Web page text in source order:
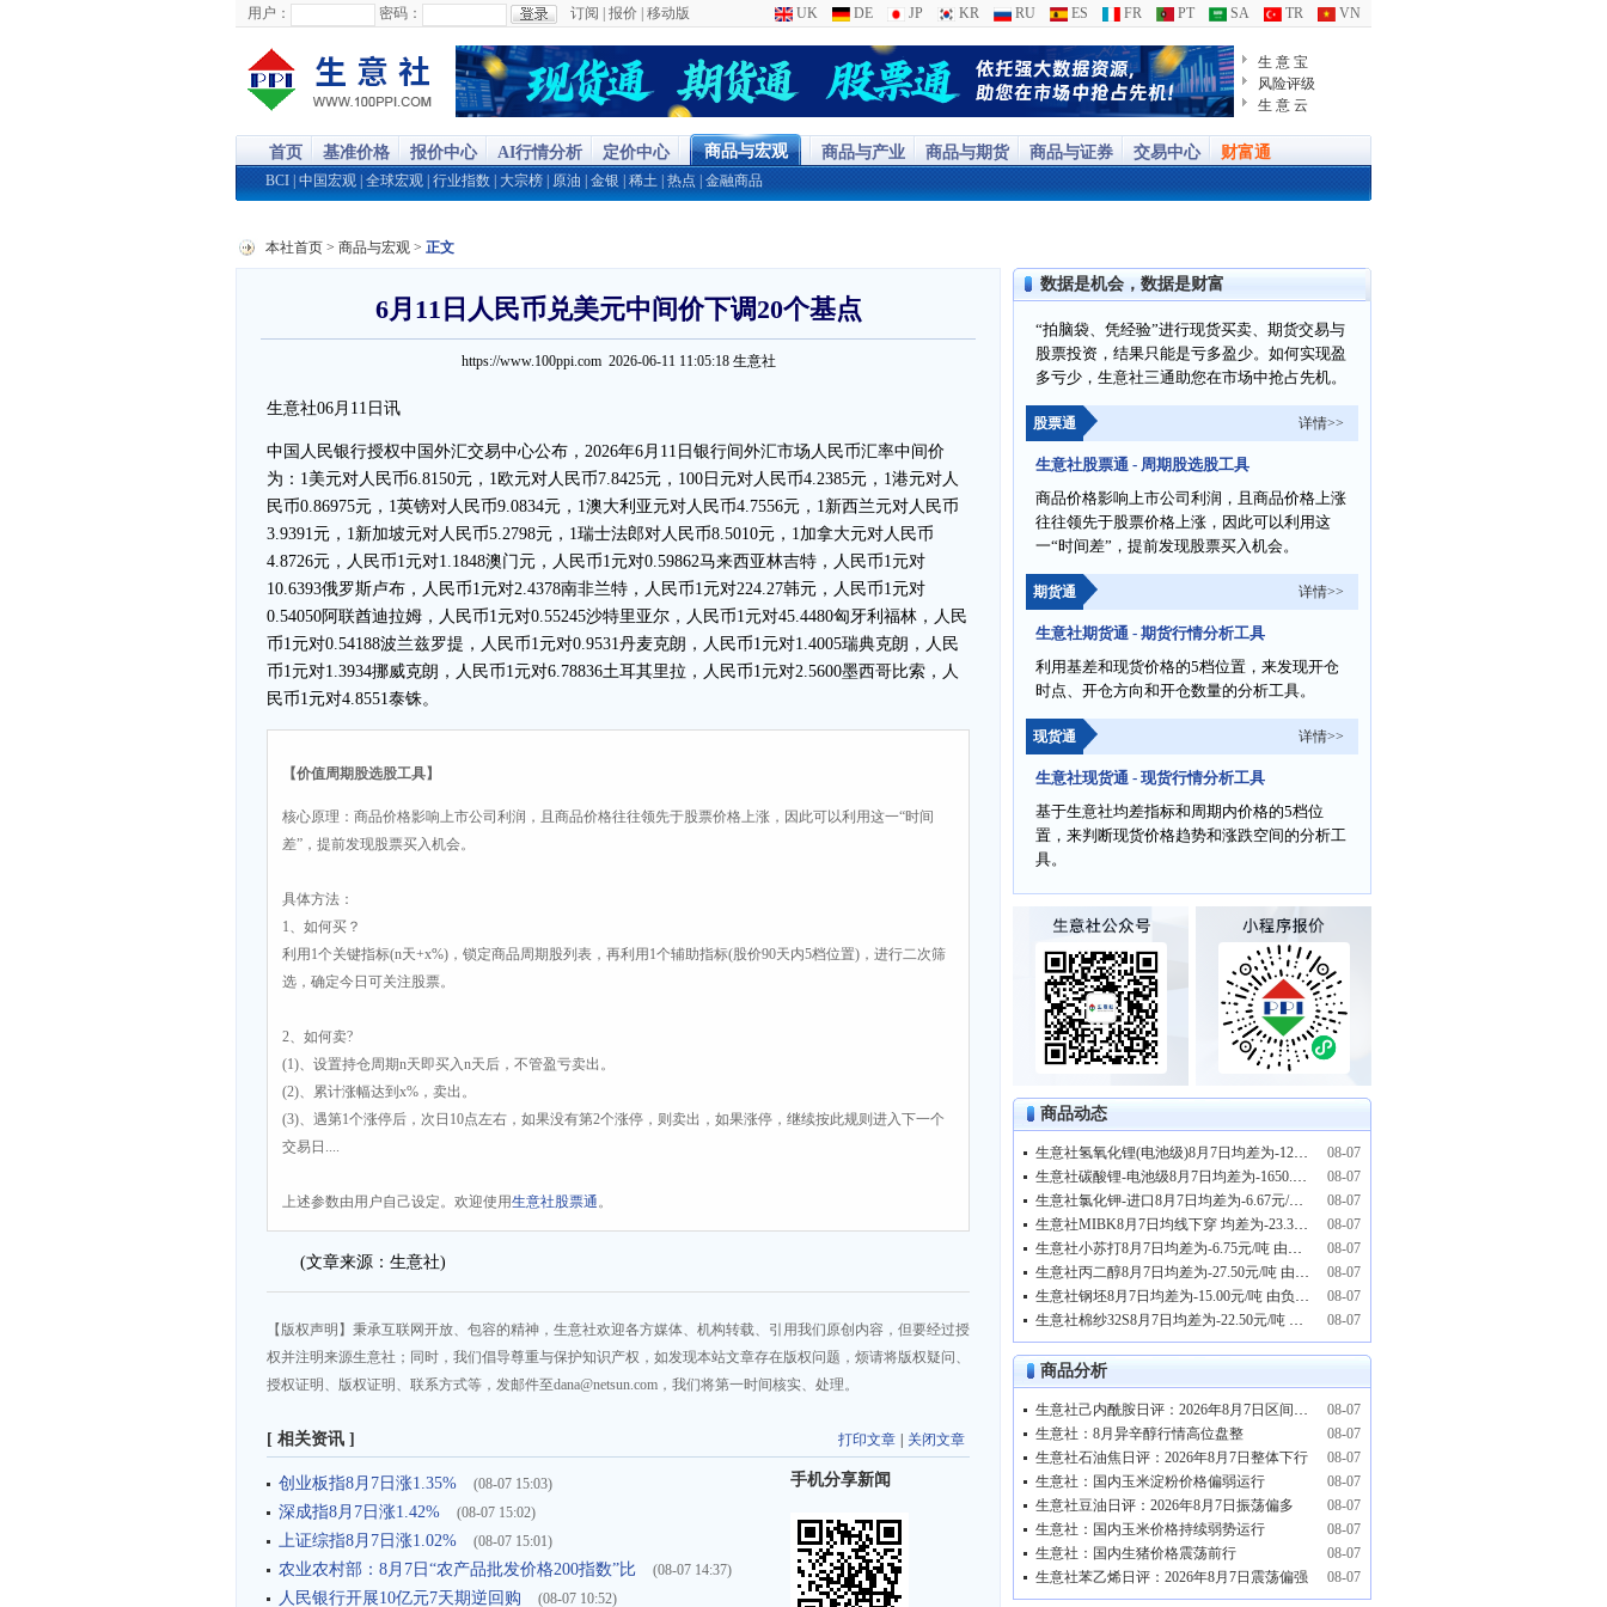
用户： 密码： 订阅 报价 移动版 UK DE JP KR RU ES FR PT SA TR VN
生 意 宝
风险评级
生 意 云
首页 基准价格 报价中心 AI行情分析 定价中心 商品与宏观 商品与产业 商品与期货 商品与证券 交易中心 财富通
BCI 中国宏观 全球宏观 行业指数 大宗榜 原油 金银 稀土 热点 金融商品
本社首页 > 商品与宏观 > 正文
6月11日人民币兑美元中间价下调20个基点
https://www.100ppi.com 2026-06-11 11:05:18 生意社
生意社06月11日讯
中国人民银行授权中国外汇交易中心公布，2026年6月11日银行间外汇市场人民币汇率中间价
为：1美元对人民币6.8150元，1欧元对人民币7.8425元，100日元对人民币4.2385元，1港元对人
民币0.86975元，1英镑对人民币9.0834元，1澳大利亚元对人民币4.7556元，1新西兰元对人民币
3.9391元，1新加坡元对人民币5.2798元，1瑞士法郎对人民币8.5010元，1加拿大元对人民币
4.8726元，人民币1元对1.1848澳门元，人民币1元对0.59862马来西亚林吉特，人民币1元对
10.6393俄罗斯卢布，人民币1元对2.4378南非兰特，人民币1元对224.27韩元，人民币1元对
0.54050阿联酋迪拉姆，人民币1元对0.55245沙特里亚尔，人民币1元对45.4480匈牙利福林，人民
币1元对0.54188波兰兹罗提，人民币1元对0.9531丹麦克朗，人民币1元对1.4005瑞典克朗，人民
币1元对1.3934挪威克朗，人民币1元对6.78836土耳其里拉，人民币1元对2.5600墨西哥比索，人
民币1元对4.8551泰铢。
【价值周期股选股工具】
核心原理：商品价格影响上市公司利润，且商品价格往往领先于股票价格上涨，因此可以利用这一“时间
差”，提前发现股票买入机会。
具体方法：
1、如何买？
利用1个关键指标(n天+x%)，锁定商品周期股列表，再利用1个辅助指标(股价90天内5档位置)，进行二次筛
选，确定今日可关注股票。
2、如何卖?
(1)、设置持仓周期n天即买入n天后，不管盈亏卖出。
(2)、累计涨幅达到x%，卖出。
(3)、遇第1个涨停后，次日10点左右，如果没有第2个涨停，则卖出，如果涨停，继续按此规则进入下一个
交易日....
上述参数由用户自己设定。欢迎使用生意社股票通。
(文章来源：生意社)
【版权声明】秉承互联网开放、包容的精神，生意社欢迎各方媒体、机构转载、引用我们原创内容，但要经过授
权并注明来源生意社；同时，我们倡导尊重与保护知识产权，如发现本站文章存在版权问题，烦请将版权疑问、
授权证明、版权证明、联系方式等，发邮件至dana@netsun.com，我们将第一时间核实、处理。
打印文章 关闭文章
[ 相关资讯 ]
创业板指8月7日涨1.35% (08-07 15:03)
深成指8月7日涨1.42% (08-07 15:02)
上证综指8月7日涨1.02% (08-07 15:01)
农业农村部：8月7日“农产品批发价格200指数”比 (08-07 14:37)
人民银行开展10亿元7天期逆回购 (08-07 10:52)
手机分享新闻
数据是机会，数据是财富
“拍脑袋、凭经验”进行现货买卖、期货交易与
股票投资，结果只能是亏多盈少。如何实现盈
多亏少，生意社三通助您在市场中抢占先机。
股票通 详情>>
生意社股票通 - 周期股选股工具
商品价格影响上市公司利润，且商品价格上涨
往往领先于股票价格上涨，因此可以利用这
一“时间差”，提前发现股票买入机会。
期货通 详情>>
生意社期货通 - 期货行情分析工具
利用基差和现货价格的5档位置，来发现开仓
时点、开仓方向和开仓数量的分析工具。
现货通 详情>>
生意社现货通 - 现货行情分析工具
基于生意社均差指标和周期内价格的5档位
置，来判断现货价格趋势和涨跌空间的分析工
具。
商品动态
生意社氢氧化锂(电池级)8月7日均差为-1250.00元/吨 由负向缩小重新扩大
08-07
生意社碳酸锂-电池级8月7日均差为-1650.00元/吨 由负向扩大转为缩小
08-07
生意社氯化钾-进口8月7日均差为-6.67元/吨 由负向缩小重新扩大
08-07
生意社MIBK8月7日均线下穿 均差为-23.33元/吨
08-07
生意社小苏打8月7日均差为-6.75元/吨 由负向扩大转为缩小
08-07
生意社丙二醇8月7日均差为-27.50元/吨 由负向扩大转为缩小
08-07
生意社钢坯8月7日均差为-15.00元/吨 由负向缩小重新扩大
08-07
生意社棉纱32S8月7日均差为-22.50元/吨 由负向扩大转为缩小
08-07
商品分析
生意社己内酰胺日评：2026年8月7日区间震荡
08-07
生意社：8月异辛醇行情高位盘整
08-07
生意社石油焦日评：2026年8月7日整体下行
08-07
生意社：国内玉米淀粉价格偏弱运行
08-07
生意社豆油日评：2026年8月7日振荡偏多
08-07
生意社：国内玉米价格持续弱势运行
08-07
生意社：国内生猪价格震荡前行
08-07
生意社苯乙烯日评：2026年8月7日震荡偏强
08-07